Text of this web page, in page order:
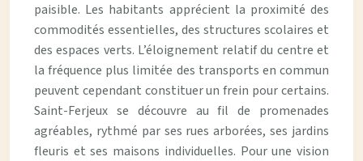
paisible. Les habitants apprécient la proximité des
commodités essentielles, des structures scolaires et
des espaces verts. L’éloignement relatif du centre et
la fréquence plus limitée des transports en commun
peuvent cependant constituer un frein pour certains.
Saint-Ferjeux se découvre au fil de promenades
agréables, rythmé par ses rues arborées, ses jardins
fleuris et ses maisons individuelles. Pour une vision